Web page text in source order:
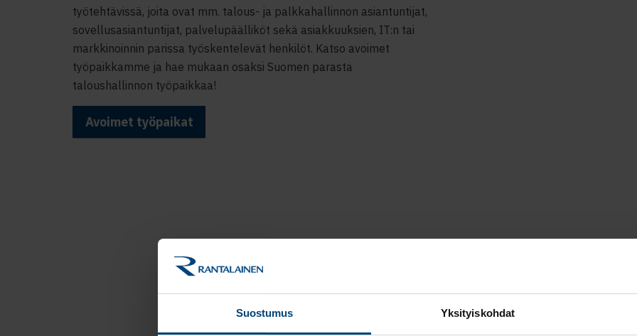
Suostumus Yksityiskohdat
työtehtävissä, joita ovat mm. talous- ja palkkahallinnon asiantuntijat,
sovellusasiantuntijat, palvelupäälliköt sekä asiakkuuksien, IT:n tai
markkinoinnin parissa työskentelevät henkilöt. Katso avoimet
työpaikkamme ja hae mukaan osaksi Suomen parasta
taloushallinnon työpaikkaa!
Avoimet työpaikat
Lue